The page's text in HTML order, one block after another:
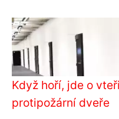
Když hoří, jde o
protipožární dveře